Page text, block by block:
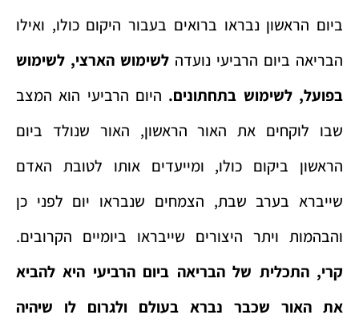
ביום הראשון נבראו ברואים בעבור היקום כולו, ואילו
הבריאה ביום הרביעי נועדה לשימוש הארצי, לשימוש
בפועל, לשימוש בתחתונים. היום הרביעי הוא המצב
שבו לוקחים את האור הראשון, האור שנולד ביום
הראשון ביקום כולו, ומייעדים אותו לטובת האדם
שייברא בערב שבת, הצמחים שנבראו יום לפני כן
והבהמות ויתר היצורים שייבראו ביומיים הקרובים.
קרי, התכלית של הבריאה ביום הרביעי היא להביא
את האור שכבר נברא בעולם ולגרום לו שיהיה